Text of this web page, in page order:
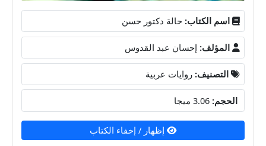
اسم الكتاب: حالة دكتور حسن
المؤلف: إحسان عبد القدوس
التصنيف: روايات عربية
الحجم:
إظهار / إخفاء الكتاب